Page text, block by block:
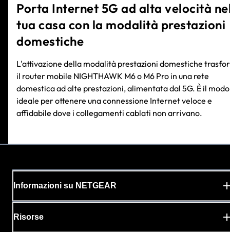
Porta Internet 5G ad alta velocità
tua casa con la modalità prestazioni
domestiche
L'attivazione della modalità prestazioni domestiche
il router mobile NIGHTHAWK M6 o M6 Pro in una rete
domestica ad alte prestazioni, alimentata dal 5G. È il modo
ideale per ottenere una connessione Internet veloce e
affidabile dove i collegamenti cablati non arrivano.
Informazioni su NETGEAR
Risorse